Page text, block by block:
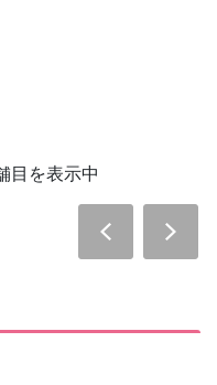
目を表示中